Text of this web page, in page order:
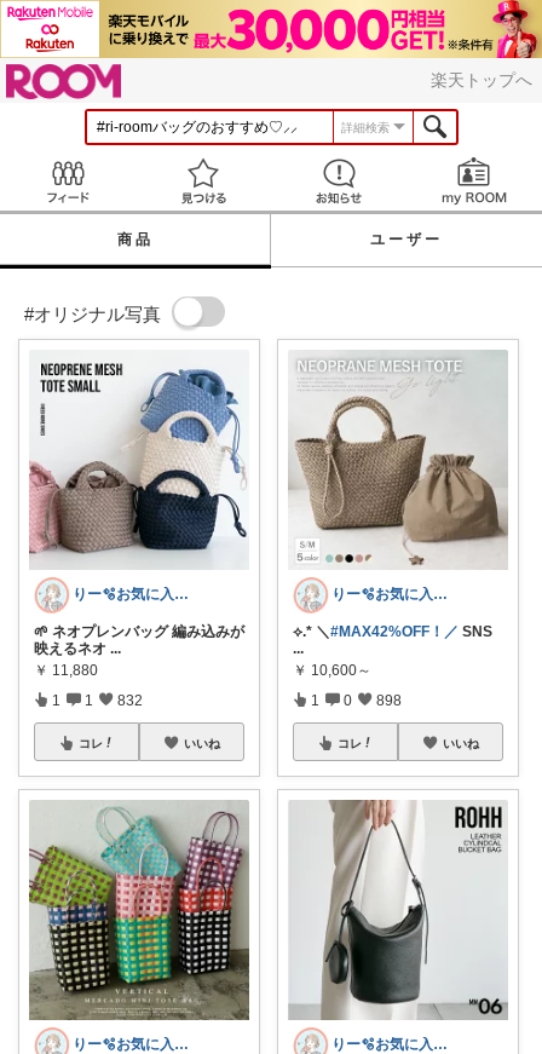
楽天トップへ
詳細検索
見つける お知らせ
商品 ユーザー
#オリジナル写真
りー🫧お気に入りのある暮らし🧺
🌱 ネオプレンバッグ 編み込みが
映えるネオ ...
￥ 11,880
1 1 832
コレ いいね
りー🫧お気に入りのある暮らし🧺
りー🫧お気に入りのある暮らし🧺
⟡.* ＼ #MAX42%OFF！／ SNS
...
￥ 10,600～
1 0 898
コレ いいね
りー🫧お気に入りのある暮らし🧺